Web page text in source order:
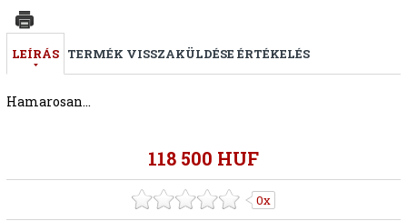
LEÍRÁS TERMÉK VISSZAKÜLDÉSE ÉRTÉKELÉS
Hamarosan...
118 500 HUF
0x